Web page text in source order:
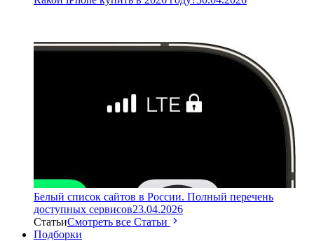
Белый список сайтов в России. Полный перечень
доступных сервисов23.04.2026
СтатьиСмотреть все Статьи
Подборки